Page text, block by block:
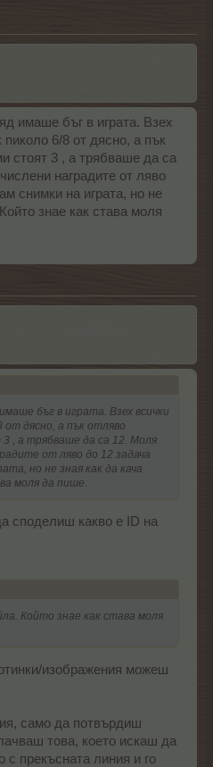
имаше бъг в играта. Взех
6/8 от дясно, а пък
стоят 3 , а трябваше да са
наградите от ляво
снимки на играта, но не
знае как става моля
бъг в играта. Взех всички
от дясно, а пък отляво
, а трябваше да са 12. Моля
от ляво до 12 задача
но не зная как да кача
моля да пише.
споделиш какво е ID на
Който знае как става моля
изображения можеш
само да потвърдиш
това, което искаш да
с прекъсната линия и го